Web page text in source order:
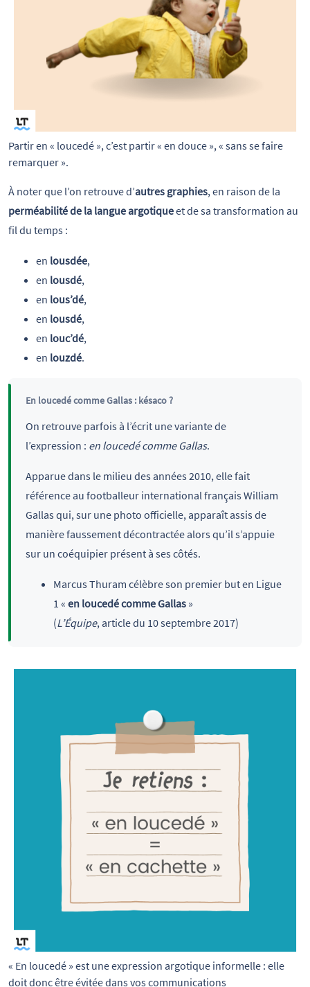
Partir en « loucedé », c’est partir « en douce », « sans se faire
remarquer ».
À noter que l’on retrouve d’autres graphies, en raison de la
perméabilité de la langue argotiqueet de sa transformation au
fil du temps :
en lousdée,
en lousdé,
en lous’dé,
en lousdé,
en louc’dé,
en louzdé.
En loucedé comme Gallas : késaco ?
On retrouve parfois à l’écrit une variante de
l’expression : en loucedé comme Gallas.
Apparue dans le milieu des années 2010, elle fait
référence au footballeur international français William
Gallas qui, sur une photo officielle, apparaît assis de
manière faussement décontractée alors qu’il s’appuie
sur un coéquipier présent à ses côtés.
Marcus Thuram célèbre son premier but en Ligue
1 « en loucedé comme Gallas»
(L’Équipe, article du 10 septembre 2017)
« En loucedé » est une expression argotique informelle : elle
doit donc être évitée dans vos communications